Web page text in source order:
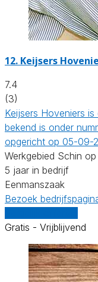
12. Keijsers
7.4
(3)
Keijsers Hoveniers
bekend is onder
opgericht op 05-09-
Werkgebied Schin op
5 jaar in bedrijf
Eenmanszaak
Bezoek
Gratis - Vrijblijvend